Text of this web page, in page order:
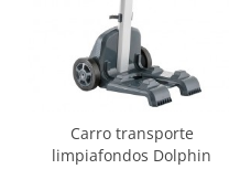
Carro transporte
limpiafondos Dolphin